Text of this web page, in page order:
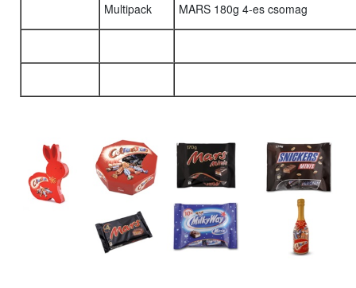
Multipack MARS 180g 4-es csomag